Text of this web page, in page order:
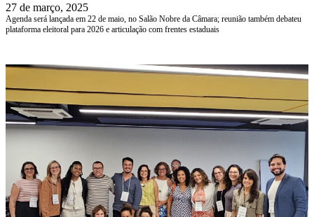
27 de março, 2025
Agenda será lançada em 22 de maio, no Salão Nobre da Câmara; reunião também debateu
plataforma eleitoral para 2026 e articulação com frentes estaduais